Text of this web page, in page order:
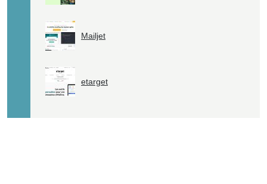
Mailjet
etarget